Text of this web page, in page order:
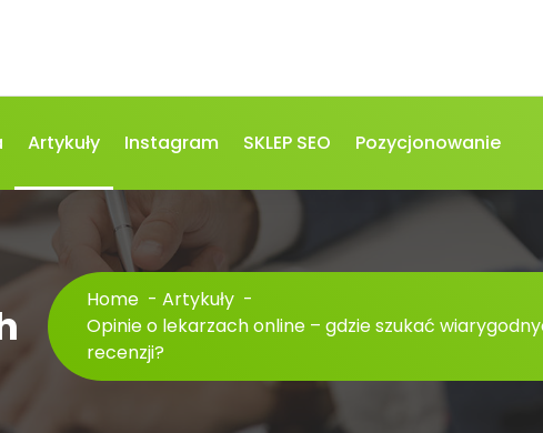
Artykuły Instagram SKLEP SEO Pozycjonowanie
Home - Artykuły -
Opinie o lekarzach online – gdzie szukać
recenzji?